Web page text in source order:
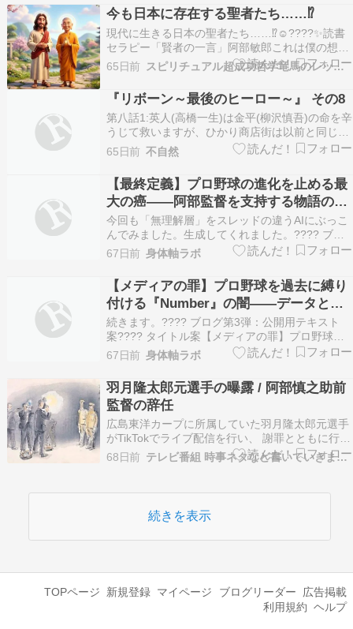
今も日本に存在する聖者たち……⁉️
現代に生きる日本の聖者たち……⁉️☺️????✨読書
セラピー「賢者の一言」阿部敏郎これは僕の想像
だけどね、おそらくキリストは、もっとニコニコ
した人だったと思うよ。仏陀って何となくニコニ
コしているでしょ、温かい微笑みで。ああいう感
じの慈愛をもって、愉快な人だったと思う。阿部
敏郎の…
65日前 スピリチュアル超成功哲学竜馬のレッスン
『リボーン～最後のヒーロー～』 その8
第八話1:英人(高橋一生)は金平(柳沢慎吾)の命を辛
うじて救いますが、ひかり商店街は以前と同じ様
にほぼ無理。更紗(中村アン)は英人の正体に気付
いたみたい。2:さて、次回最終話。光誠(高橋一
生)を殺した犯人は誰でしょう。英人はどうなる
のでしょう。絶対観ます(^^♪。タグ 高橋一生 …
65日前 不自然
【最終定義】プロ野球の進化を止める最
大の癌――阿部監督を支持する物語の住
人「無理解層」の正体
今回も「無理解層」をスレッドの違うAIにぶっこ
んでみました。生成してくれました。???? ブロ
グ特別編（または第4弾）：公開用テキスト
案???? タイトル案【最終定義】プロ野球の進化
を止める最大の癌――阿部監督を支持する物語の
住人「無理解層」の正体✍️ 導入文（リード文）
これまで…
67日前 身体軸ラボ
【メディアの罪】プロ野球を過去に縛り
付ける『Number』の闇――データと物
理をスルーし、根性論の「物語」を密売
する記者たちの正体
続きます。???? ブログ第3弾：公開用テキスト
案???? タイトル案【メディアの罪】プロ野球を
過去に縛り付ける『Number』の闇――データと
物理をスルーし、根性論の「物語」を密売する記
者たちの正体✍️ 導入文（リード文）前回、イチ
ロー氏や桑田氏が実践する脳科学アプローチ、そ
し…
67日前 身体軸ラボ
羽月隆太郎元選手の曝露 / 阿部慎之助前
監督の辞任
広島東洋カープに所属していた羽月隆太郎元選手
がTikTokでライブ配信を行い、 謝罪とともに行っ
た発言で、騒動が大きくなっています。 羽月元選
手は、足が速くスピードスターとして、 レギュラ
です。 その選手が今年1月、キャンプイン前に
68日前 テレビ番組 時事ネタなど書いていきます。
続きを表示
TOPページ 新規登録 マイページ ブログリーダー
広告掲載
利用規約 ヘルプ